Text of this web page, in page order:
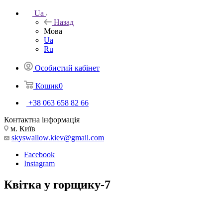
Ua
Назад
Мова
Ua
Ru
Особистий кабінет
Кошик0
+38 063 658 82 66
Контактна інформація
м. Київ
skyswallow.kiev@gmail.com
Facebook
Instagram
Квітка у горщику-7